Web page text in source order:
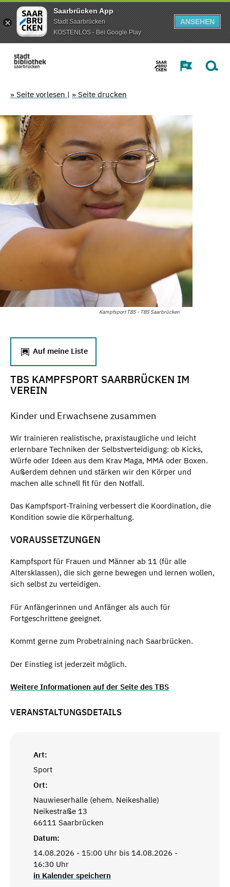
Saarbrücken App
Stadt Saarbrücken
KOSTENLOS - Bei Google Play
ANSEHEN
» Seite vorlesen | » Seite drucken
Kampfsport TBS - TBS Saarbrücken
Auf meine Liste
TBS KAMPFSPORT SAARBRÜCKEN IM
VEREIN
Kinder und Erwachsene zusammen
Wir trainieren realistische, praxistaugliche und leicht
erlernbare Techniken der Selbstverteidigung: ob Kicks,
Würfe oder Ideen aus dem Krav Maga, MMA oder Boxen.
Außerdem dehnen und stärken wir den Körper und
machen alle schnell fit für den Notfall.
Das Kampfsport-Training verbessert die Koordination, die
Kondition sowie die Körperhaltung.
VORAUSSETZUNGEN
Kampfsport für Frauen und Männer ab 11 (für alle
Altersklassen), die sich gerne bewegen und lernen wollen,
sich selbst zu verteidigen.
Für Anfängerinnen und Anfänger als auch für
Fortgeschrittene geeignet.
Kommt gerne zum Probetraining nach Saarbrücken.
Der Einstieg ist jederzeit möglich.
Weitere Informationen auf der Seite des TBS
VERANSTALTUNGSDETAILS
Art:
Sport
Ort:
Nauwieserhalle (ehem. Neikeshalle)
Neikestraße 13
66111 Saarbrücken
Datum:
14.08.2026 - 15:00 Uhr bis 14.08.2026 -
16:30 Uhr
in Kalender speichern